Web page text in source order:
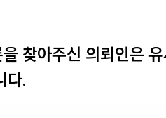
찾아주신 의뢰인은
다.